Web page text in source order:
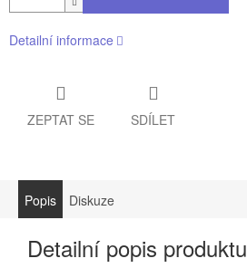
Detailní informace
ZEPTAT SE SDÍLET
Popis Diskuze
Detailní popis produktu